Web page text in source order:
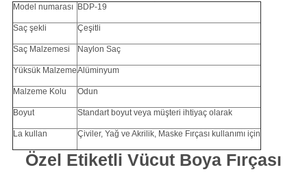
Model numarası BDP-19
Saç şekli Çeşitli
Saç Malzemesi Naylon Saç
Yüksük MalzemeAlüminyum
Malzeme Kolu Odun
Boyut Standart boyut veya müşteri ihtiyaç olarak
La kullan Çiviler, Yağ ve Akrilik, Maske Fırçası kullanımı için
Özel Etiketli Vücut Boya Fırçası